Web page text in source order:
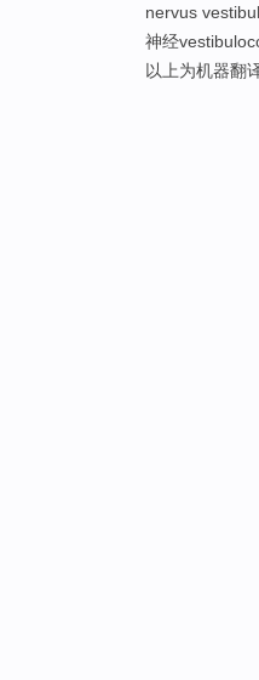
nervus
神经
以上为机器翻